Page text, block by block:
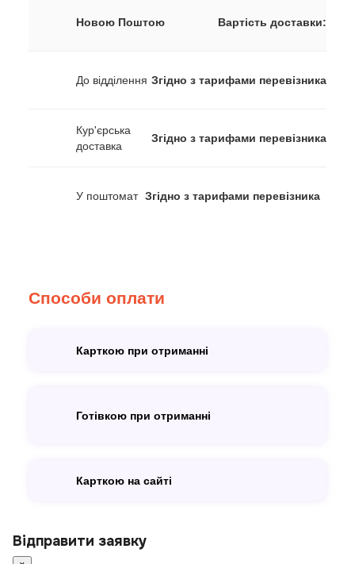
Новою Поштою Вартість доставки:
До відділення Згідно з тарифами перевізника
Кур'єрська
доставка
Згідно з тарифами перевізника
У поштомат Згідно з тарифами перевізника
Способи оплати
Карткою при отриманні
Готівкою при отриманні
Карткою на сайті
Відправити заявку